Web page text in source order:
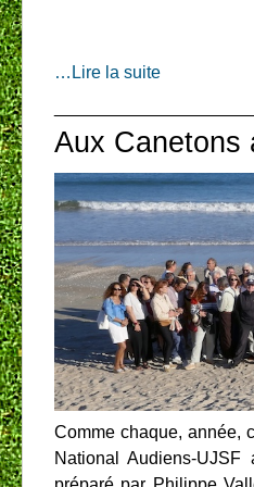
…Lire la suite
Aux Canetons
Comme chaque, année,
National Audiens-